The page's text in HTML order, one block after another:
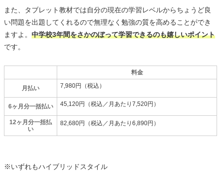
また、タブレット教材では自分の現在の学習レベルからちょうど良
い問題を出題してくれるので無理なく勉強の質を高めることができ
ますよ。 中学校3年間をさかのぼって学習できるのも嬉しいポイント
です。
料金
月払い 7,980円（税込）
6ヶ月分一括払い 45,120円（税込／月あたり7,520円）
12ヶ月分一括払
い
82,680円（税込／月あたり6,890円）
※いずれもハイブリッドスタイル